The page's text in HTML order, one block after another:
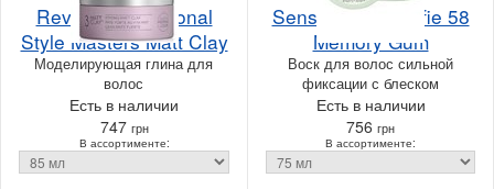
Revlon Professional
Style Masters Matt Clay
Моделирующая глина для
волос
Есть в наличии
747 грн
В ассортименте:
Sensus Tabu Selfie 58
Memory Gum
Воск для волос сильной
фиксации с блеском
Есть в наличии
756 грн
В ассортименте: